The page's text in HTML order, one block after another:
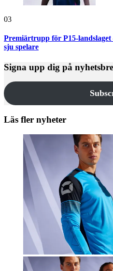
03
Premiärtrupp för P15-
sju spelare
Signa upp dig på
Läs fler nyheter